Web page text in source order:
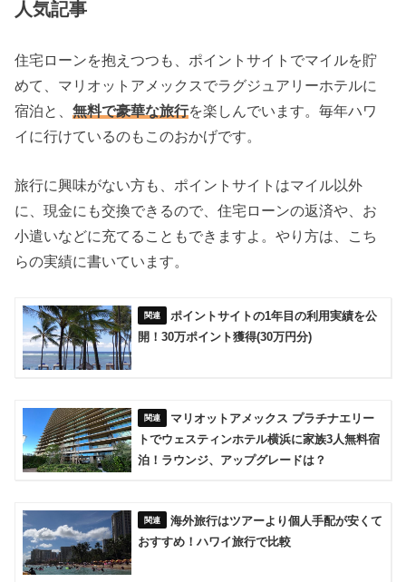
人気記事
住宅ローンを抱えつつも、ポイントサイトでマイルを貯
めて、マリオットアメックスでラグジュアリーホテルに
宿泊と、無料で豪華な旅行を楽しんでいます。毎年ハワ
イに行けているのもこのおかげです。
旅行に興味がない方も、ポイントサイトはマイル以外
に、現金にも交換できるので、住宅ローンの返済や、お
小遣いなどに充てることもできますよ。やり方は、こち
らの実績に書いています。
ポイントサイトの1年目の利用実績を公
開！30万ポイント獲得(30万円分)
マリオットアメックス プラチナエリー
トでウェスティンホテル横浜に家族3人無料宿
泊！ラウンジ、アップグレードは？
海外旅行はツアーより個人手配が安くて
おすすめ！ハワイ旅行で比較